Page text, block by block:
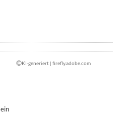
©KI-generiert | firefly.adobe.com